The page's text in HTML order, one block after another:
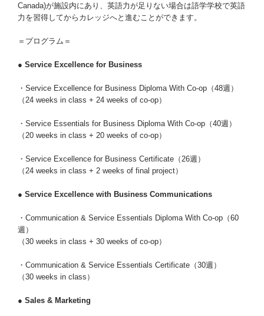
Canada)が施設内にあり、英語力が足りない場合は語学学校で英語
力を習得してからカレッジへと進むことができます。
＝プログラム＝
● Service Excellence for Business
・Service Excellence for Business Diploma With Co-op（48週）
（24 weeks in class + 24 weeks of co-op）
・Service Essentials for Business Diploma With Co-op（40週）
（20 weeks in class + 20 weeks of co-op）
・Service Excellence for Business Certificate（26週）
（24 weeks in class + 2 weeks of final project）
● Service Excellence with Business Communications
・Communication & Service Essentials Diploma With Co-op（60
週）
（30 weeks in class + 30 weeks of co-op）
・Communication & Service Essentials Certificate（30週）
（30 weeks in class）
● Sales & Marketing